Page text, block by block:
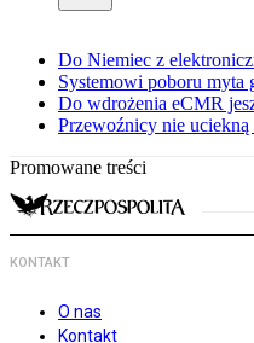
Do Niemiec z
Systemowi poboru myta
Do wdrożenia eCMR
Przewoźnicy nie
Promowane treści
KONTAKT
O nas
Kontakt